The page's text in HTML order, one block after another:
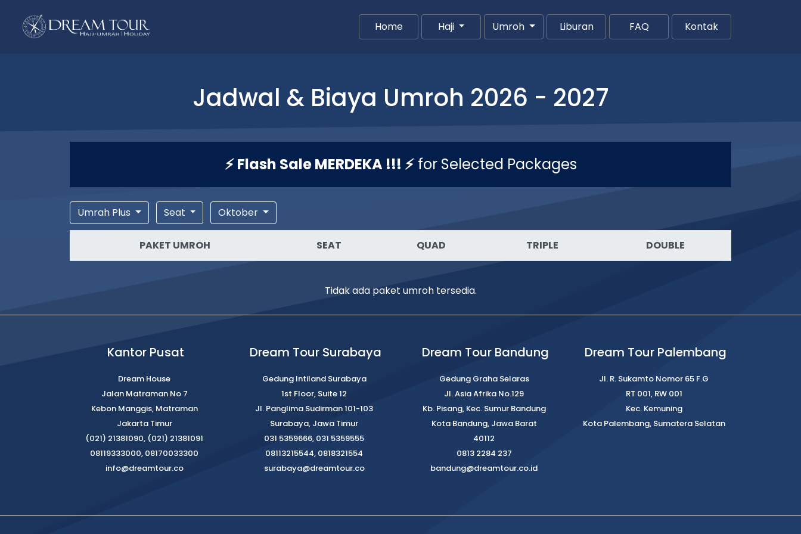
Home(current)Haji Umroh Liburan FAQ Kontak
Jadwal & Biaya Umroh 2026 - 2027
⚡ Flash Sale MERDEKA !!! ⚡for Selected Packages
Umrah Plus Seat Oktober
PAKET UMROH SEAT QUAD TRIPLE DOUBLE
Tidak ada paket umroh tersedia.
Kantor Pusat
Dream House
Jalan Matraman No 7
Kebon Manggis, Matraman
Jakarta Timur
(021) 21381090, (021) 21381091
08119333000, 08170033300
info@dreamtour.co
Dream Tour Surabaya
Gedung Intiland Surabaya
1st Floor, Suite 12
Jl. Panglima Sudirman 101-103
Surabaya, Jawa Timur
031 5359666, 031 5359555
08113215544, 0818321554
surabaya@dreamtour.co
Dream Tour Bandung
Gedung Graha Selaras
Jl. Asia Afrika No.129
Kb. Pisang, Kec. Sumur Bandung
Kota Bandung, Jawa Barat
40112
0813 2284 237
bandung@dreamtour.co.id
Dream Tour Palembang
Jl. R. Sukamto Nomor 65 F.G
RT 001, RW 001
Kec. Kemuning
Kota Palembang, Sumatera Selatan